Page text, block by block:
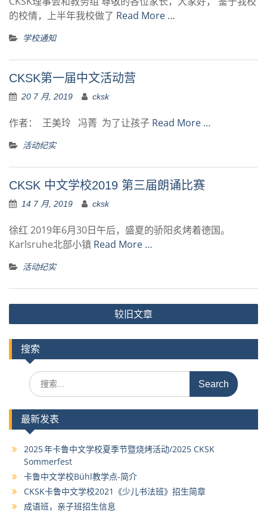
的校情，上半年我校做了 Read More …
学校通知
CKSK第一届中文活动营
20 7 月, 2019 cksk
作者： 王美玲 冯菁 为了让孩子 Read More …
活动纪实
CKSK 中文学校2019 第三届朗诵比赛
14 7 月, 2019 cksk
徐红 2019年6月30日午后，盛夏的骄阳炙烤着德国。
Karlsruhe北部小镇 Read More …
活动纪实
文
章
导
航
较旧文章
搜索
Search
for:
最新发表
2025 年卡鲁中文学校夏季节暨烧烤活动/2025 CKSK
Sommerfest
卡鲁中文学校Bühl教学点-简介
CKSK卡鲁中文学校2021《少儿书法班》招生简章
成语班，亲子班招生信息